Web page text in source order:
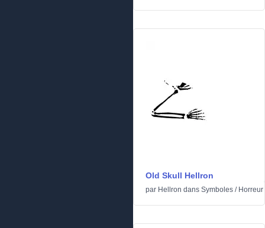
Old Skull Hellron
par Hellron dans Symboles / Horreur